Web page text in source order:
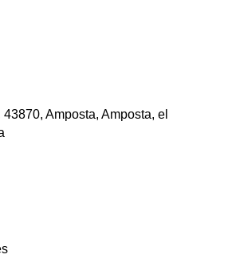
Amposta, Amposta, el